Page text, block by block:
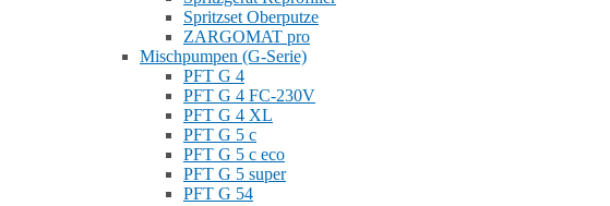
Spritzset Oberputze
ZARGOMAT pro
Mischpumpen (G-Serie)
PFT G 4
PFT G 4 FC-230V
PFT G 4 XL
PFT G 5 c
PFT G 5 c eco
PFT G 5 super
PFT G 54